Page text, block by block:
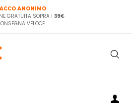
ANONIMO
GRATUITA SOPRA I 39€
VELOCE